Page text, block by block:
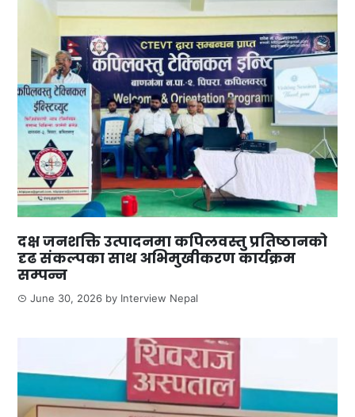
दक्ष जनशक्ति उत्पादनमा कपिलवस्तु प्रतिष्ठानको
दृढ संकल्पका साथ अभिमुखीकरण कार्यक्रम
सम्पन्न
June 30, 2026 by Interview Nepal